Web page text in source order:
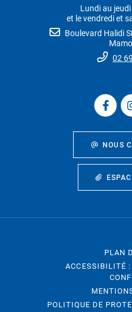
Lundi au
et le vendredi et
Boulevard Halidi
02
NOUS
PLAN
ACCESSIBILITÉ
POLITIQUE DE